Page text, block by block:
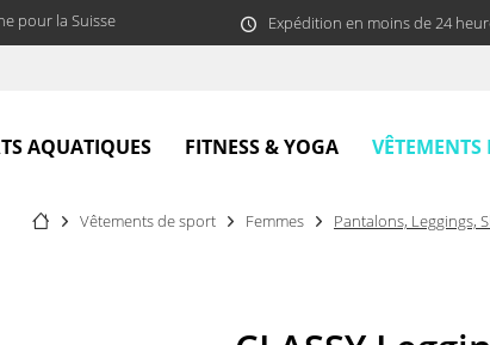
pour la Suisse Expédition en moins de 24
AQUATIQUES FITNESS & YOGA VÊTEMENTS
Vêtements de sport Femmes Pantalons, Leggings,